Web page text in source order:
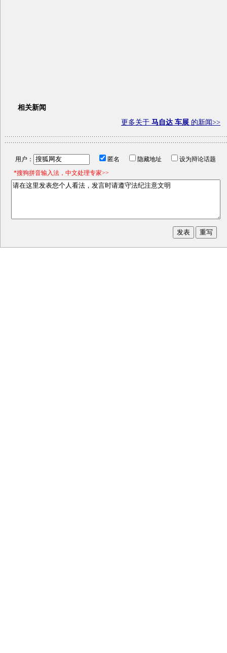
相关新闻
更多关于 马自达 车展 的新闻>>
用户： 匿名 隐藏地址
设为辩论话题
*搜狗拼音输入法，中文处理专家>>